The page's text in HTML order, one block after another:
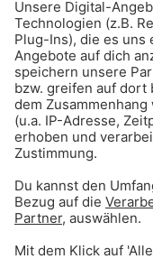
Gong 96.3 -